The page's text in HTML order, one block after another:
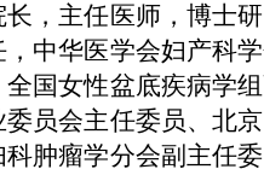
，主任医师，博士
中华医学会妇产科
国女性盆底疾病学
员会主任委员、北
肿瘤学分会副主任